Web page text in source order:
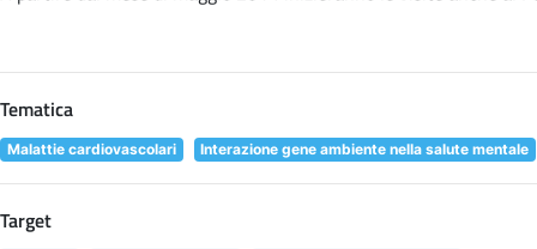
Tematica
Malattie cardiovascolari Interazione gene ambiente nella salute mentale
Target